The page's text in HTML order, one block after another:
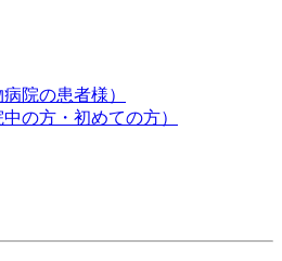
院の患者様）
の方・初めての方）